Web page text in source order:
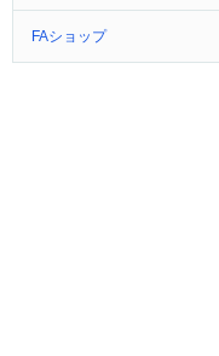
FAショップ